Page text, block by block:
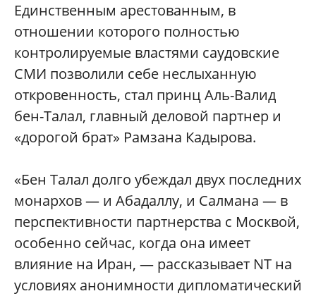
Единственным арестованным, в
отношении которого полностью
контролируемые властями саудовские
СМИ позволили себе неслыханную
откровенность, стал принц Аль-Валид
бен-Талал, главный деловой партнер и
«дорогой брат» Рамзана Кадырова.
«Бен Талал долго убеждал двух последних
монархов — и Абадаллу, и Салмана — в
перспективности партнерства с Москвой,
особенно сейчас, когда она имеет
влияние на Иран, — рассказывает NT на
условиях анонимности дипломатический